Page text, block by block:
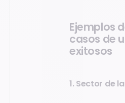
Ejemplos
casos de
exitosos
1. Sector de